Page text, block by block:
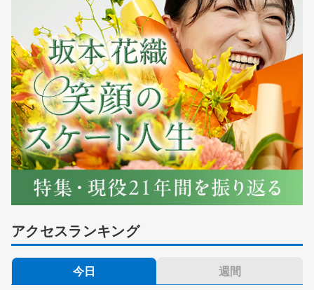
アクセスランキング
今日 週間